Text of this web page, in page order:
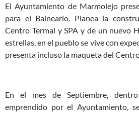
El Ayuntamiento de Marmolejo
para el Balneario. Planea la
Centro Termal y SPA y de un nuevo
estrellas, en el pueblo se vive con
presenta incluso la maqueta del
En el mes de Septiembre,
emprendido por el Ayuntamiento,